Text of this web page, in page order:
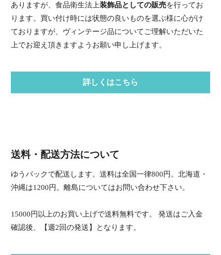
ありますが、食品衛生法上装飾品としての販売を行ってお
ります。買い付け時には状態の良いものを選ぶ様に心がけ
ておりますが、ヴィンテージ品についてご理解いただいた
上でお迎え頂きますようお願い申し上げます。
詳しくはこちら
送料・配送方法について
ゆうパックで配送します。送料は全国一律800円。北海道・
沖縄は1200円。離島についてはお問い合わせ下さい。
15000円以上のお買い上げで送料無料です。 発送はご入金
確認後、【週2回の発送】となります。